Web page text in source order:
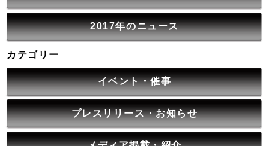
2017年のニュース
カテゴリー
イベント・催事
プレスリリース・お知らせ